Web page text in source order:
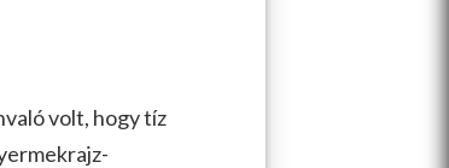
volt, hogy tíz